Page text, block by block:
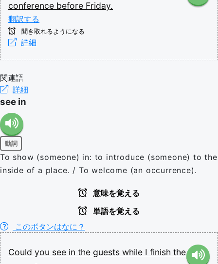
conference before Friday.
翻訳する
聞き取れるようになる
詳細
関連語
詳細
see in
動詞
To show (someone) in: to introduce (someone) to the
inside of a place. / To welcome (an occurrence).
意味を覚える
単語を覚える
このボタンはなに？
Could you see in the guests while I finish the